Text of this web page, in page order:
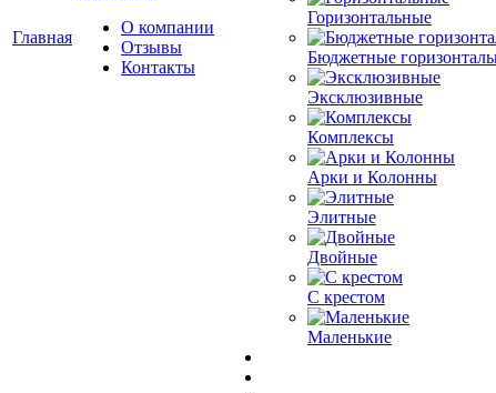
Главная
О компании
Отзывы
Контакты
Горизонтальные
Бюджетные
Эксклюзивные
Комплексы
Арки и Колонны
Элитные
Двойные
С крестом
Маленькие